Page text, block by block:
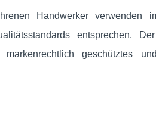
Handwerker verwenden
entsprechen.
markenrechtlich geschütztes